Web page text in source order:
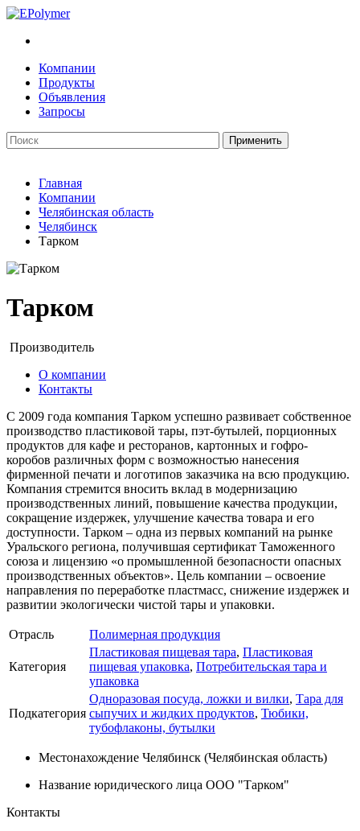
Компании
Продукты
Объявления
Запросы
Главная
Компании
Челябинская область
Челябинск
Тарком
Тарком
Производитель
О компании
Контакты
C 2009 года компания Тарком успешно развивает собственное
производство пластиковой тары, пэт-бутылей, порционных
продуктов для кафе и ресторанов, картонных и гофро-
коробов различных форм с возможностью нанесения
фирменной печати и логотипов заказчика на всю продукцию.
Компания стремится вносить вклад в модернизацию
производственных линий, повышение качества продукции,
сокращение издержек, улучшение качества товара и его
доступности. Тарком – одна из первых компаний на рынке
Уральского региона, получившая сертификат Таможенного
союза и лицензию «о промышленной безопасности опасных
производственных объектов». Цель компании – освоение
направления по переработке пластмасс, снижение издержек и
развитии экологически чистой тары и упаковки.
Отрасль Полимерная продукция
Категория
Пластиковая пищевая тара, Пластиковая
пищевая упаковка, Потребительская тара и
упаковка
Подкатегория
Одноразовая посуда, ложки и вилки, Тара для
сыпучих и жидких продуктов, Тюбики,
тубофлаконы, бутылки
Местонахождение Челябинск (Челябинская область)
Название юридического лица ООО "Тарком"
Контакты